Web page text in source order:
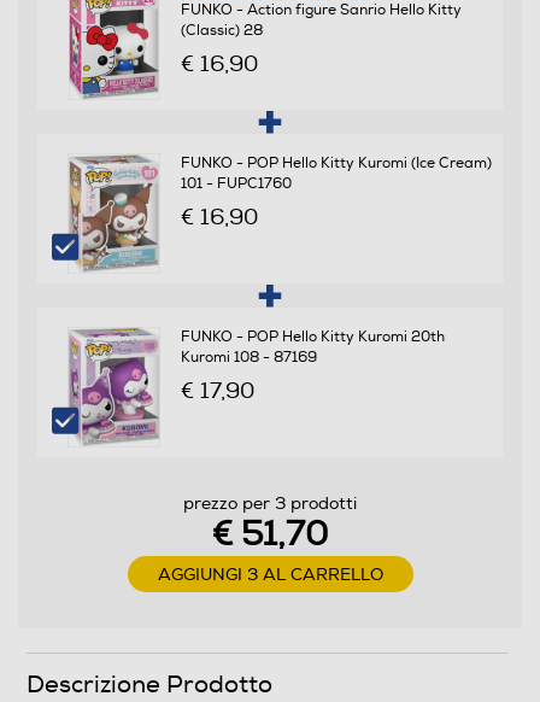
FUNKO - Action figure Sanrio Hello Kitty
(Classic) 28
€ 16,90
FUNKO - POP Hello Kitty Kuromi (Ice Cream)
101 - FUPC1760
€ 16,90
FUNKO - POP Hello Kitty Kuromi 20th
Kuromi 108 - 87169
€ 17,90
prezzo per 3 prodotti
€ 51,70
AGGIUNGI 3 AL CARRELLO
Descrizione Prodotto